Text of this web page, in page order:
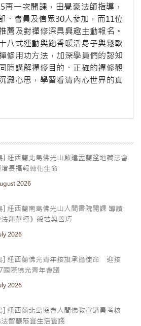
再一次開課，由覺豪法師指導，
、會員及信眾30人參加，而11位
薦及對禪修深具興趣主動報名。
八式運動與跑香暖活身子與鬆軟
修用功方法，加深學員們的認知
時講解禪修目的、正確的禪修觀
澱心思，學習看清內心世界的真
] 紐西蘭北島佛光山啟建盂蘭盆地藏法會
長福報轉化生命
2026
] 紐西蘭南島佛光山人間書院開課 導讀
法蓮華經》般若與善巧
2026
] 紐西蘭佛光青年接旗承擔使命 迎接
國際佛光青年會議
2026
] 紐西蘭北島協會人間佛教宣講員考核
智慧落實生活實踐